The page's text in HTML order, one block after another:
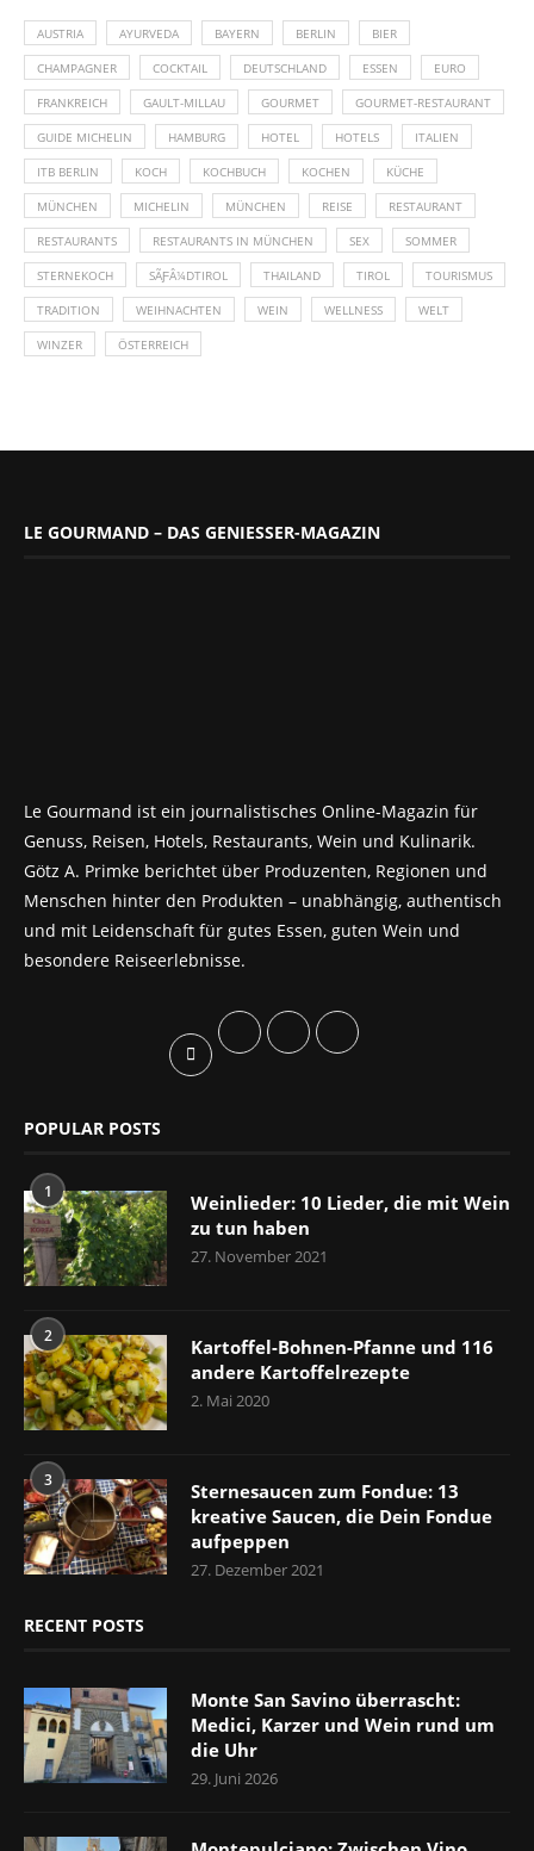
AUSTRIA AYURVEDA BAYERN BERLIN BIER
CHAMPAGNER COCKTAIL DEUTSCHLAND ESSEN EURO
FRANKREICH GAULT-MILLAU GOURMET GOURMET-RESTAURANT
GUIDE MICHELIN HAMBURG HOTEL HOTELS ITALIEN
ITB BERLIN KOCH KOCHBUCH KOCHEN KÜCHE
MÜNCHEN MICHELIN MÜNCHEN REISE RESTAURANT
RESTAURANTS RESTAURANTS IN MÜNCHEN SEX SOMMER
STERNEKOCH SÃƑÂ¼DTIROL THAILAND TIROL TOURISMUS
TRADITION WEIHNACHTEN WEIN WELLNESS WELT
WINZER ÖSTERREICH
LE GOURMAND – DAS GENIESSER-MAGAZIN
Le Gourmand ist ein journalistisches Online-Magazin für
Genuss, Reisen, Hotels, Restaurants, Wein und Kulinarik.
Götz A. Primke berichtet über Produzenten, Regionen und
Menschen hinter den Produkten – unabhängig, authentisch
und mit Leidenschaft für gutes Essen, guten Wein und
besondere Reiseerlebnisse.
POPULAR POSTS
1
Weinlieder: 10 Lieder, die mit Wein
zu tun haben
27. November 2021
2
Kartoffel-Bohnen-Pfanne und 116
andere Kartoffelrezepte
2. Mai 2020
3
Sternesaucen zum Fondue: 13
kreative Saucen, die Dein Fondue
aufpeppen
27. Dezember 2021
RECENT POSTS
Monte San Savino überrascht:
Medici, Karzer und Wein rund um
die Uhr
29. Juni 2026